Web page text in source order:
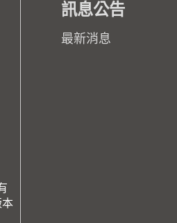
本
訊息公告
最新消息